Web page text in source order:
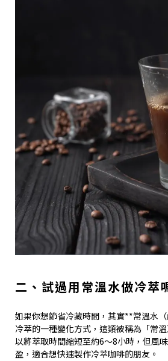
二、試過用常溫水做冷萃
如果你想節省冷藏時間，其實**常溫水
冷萃的一種變化方式，這類被稱為「常
以將萃取時間縮短至約6～8小時，但風
盈，適合想快速製作冷萃咖啡的朋友。